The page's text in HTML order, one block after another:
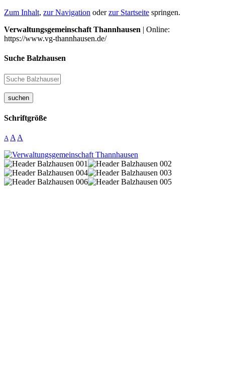
Zum Inhalt, zur Navigation oderzur Startseite springen.
Verwaltungsgemeinschaft Thannhausen | Online:
https://www.vg-thannhausen.de/
Suche Balzhausen
suchen
Schriftgröße
A A A